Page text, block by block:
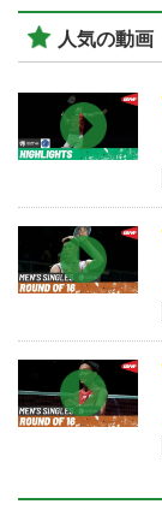
人気の動画